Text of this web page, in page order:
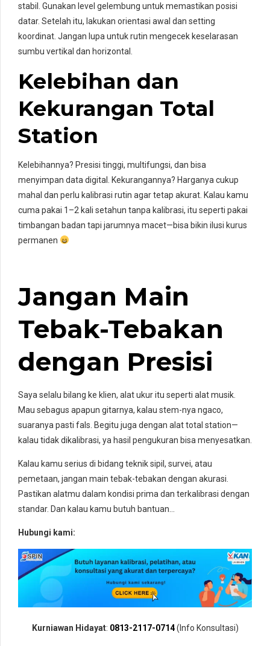
stabil. Gunakan level gelembung untuk memastikan posisi
datar. Setelah itu, lakukan orientasi awal dan setting
koordinat. Jangan lupa untuk rutin mengecek keselarasan
sumbu vertikal dan horizontal.
Kelebihan dan
Kekurangan Total
Station
Kelebihannya? Presisi tinggi, multifungsi, dan bisa
menyimpan data digital. Kekurangannya? Harganya cukup
mahal dan perlu kalibrasi rutin agar tetap akurat. Kalau kamu
cuma pakai 1–2 kali setahun tanpa kalibrasi, itu seperti pakai
timbangan badan tapi jarumnya macet—bisa bikin ilusi kurus
permanen
Jangan Main
Tebak-Tebakan
dengan Presisi
Saya selalu bilang ke klien, alat ukur itu seperti alat musik.
Mau sebagus apapun gitarnya, kalau stem-nya ngaco,
suaranya pasti fals. Begitu juga dengan alat total station—
kalau tidak dikalibrasi, ya hasil pengukuran bisa menyesatkan.
Kalau kamu serius di bidang teknik sipil, survei, atau
pemetaan, jangan main tebak-tebakan dengan akurasi.
Pastikan alatmu dalam kondisi prima dan terkalibrasi dengan
standar. Dan kalau kamu butuh bantuan…
Hubungi kami:
Kurniawan Hidayat: 0813-2117-0714(Info Konsultasi)